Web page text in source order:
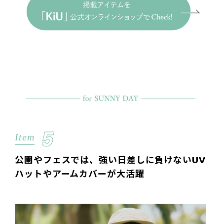
Item 5
公園やフェスでは、強い日差しに負けないUV
ハットやアームカバーが大活躍